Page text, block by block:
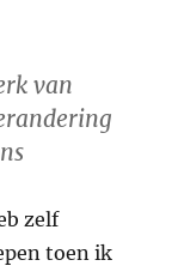
van
zelf
toen ik